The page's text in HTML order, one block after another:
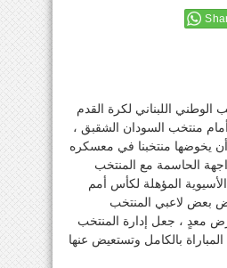
اللبناني لكرة القدم
أمام منتخب السودان الشقبق ،
يخوضها منتخبنا في معسكره
الحاسمة مع المنتخب
المؤهلة لكأس أمم
تعرض بعض لاعبي المنتخب
معدٍ ، جعل إدارة المنتخب
بالكامل وتستعيض عنها